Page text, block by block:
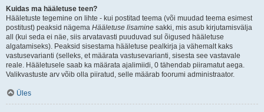
Kuidas ma hääletuse teen?
Hääletuste tegemine on lihte - kui postitad teema (või muudad teema esimest
postitust) peaksid nägema Hääletuse lisamine sakki, mis asub kirjutamisvälja
all (kui seda ei näe, siis arvatavasti puuduvad sul õigused hääletuse
algatamiseks). Peaksid sisestama hääletuse pealkirja ja vähemalt kaks
vastusevarianti (selleks, et määrata vastusevarianti, sisesta see vastavale
reale. Hääletusele saab ka määrata ajalimiidi, 0 tähendab piiramatut aega.
Valikvastuste arv võib olla piiratud, selle määrab foorumi administraator.
Üles